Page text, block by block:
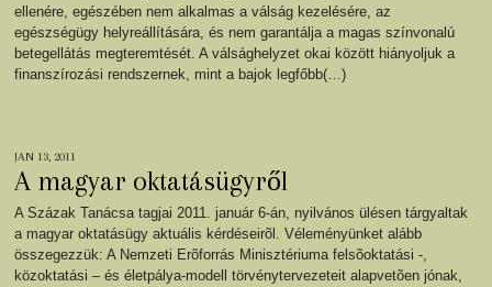
ellenére, egészében nem alkalmas a válság kezelésére, az
egészségügy helyreállítására, és nem garantálja a magas színvonalú
betegellátás megteremtését. A válsághelyzet okai között hiányoljuk a
finanszírozási rendszernek, mint a bajok legfőbb(…)
JAN 13, 2011
A magyar oktatásügyről
A Százak Tanácsa tagjai 2011. január 6-án, nyilvános ülésen tárgyaltak
a magyar oktatásügy aktuális kérdéseirõl. Véleményünket alább
összegezzük: A Nemzeti Erõforrás Minisztériuma felsõoktatási -,
közoktatási – és életpálya-modell törvénytervezeteit alapvetõen jónak,